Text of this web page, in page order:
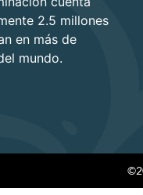
2.5 millones
en más de
mundo.